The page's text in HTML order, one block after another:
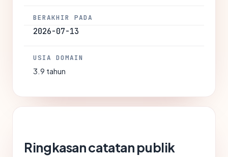
BERAKHIR PADA
2026-07-13
USIA DOMAIN
3.9 tahun
Ringkasan catatan publik